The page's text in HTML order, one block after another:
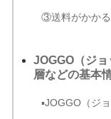
③送料がかかる
JOGGO（ジ
層などの基本
▪JOGGO（ジ